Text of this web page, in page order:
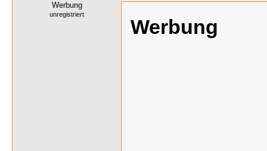
Werbung
unregistriert
Werbung